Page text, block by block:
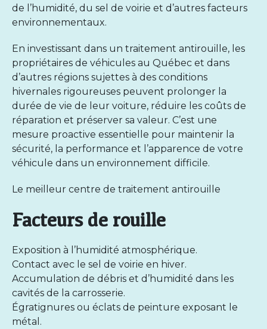
de l’humidité, du sel de voirie et d’autres facteurs
environnementaux.
En investissant dans un traitement antirouille, les
propriétaires de véhicules au Québec et dans
d’autres régions sujettes à des conditions
hivernales rigoureuses peuvent prolonger la
durée de vie de leur voiture, réduire les coûts de
réparation et préserver sa valeur. C’est une
mesure proactive essentielle pour maintenir la
sécurité, la performance et l’apparence de votre
véhicule dans un environnement difficile.
Le meilleur centre de traitement antirouille
Facteurs de rouille
Exposition à l’humidité atmosphérique.
Contact avec le sel de voirie en hiver.
Accumulation de débris et d’humidité dans les
cavités de la carrosserie.
Égratignures ou éclats de peinture exposant le
métal.